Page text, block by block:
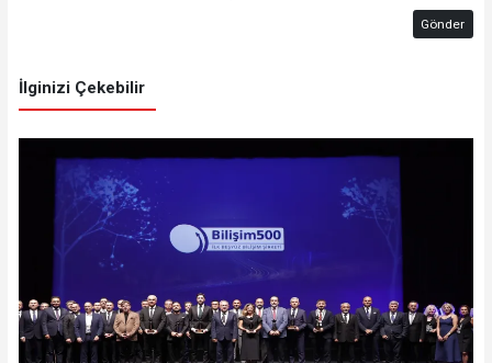
Gönder
İlginizi Çekebilir